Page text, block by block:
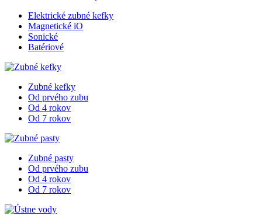
Elektrické zubné kefky
Magnetické iO
Sonické
Batériové
Zubné kefky
Od prvého zubu
Od 4 rokov
Od 7 rokov
Zubné pasty
Od prvého zubu
Od 4 rokov
Od 7 rokov